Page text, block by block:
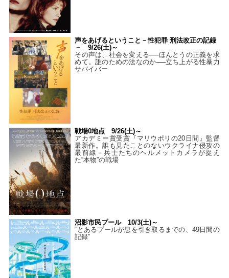
声をあげるということ－性犯罪 刑法改正の記録
－ 9/26(土)～
その声は、社会を変える──ほんとうの正義を求
めて。誰のための法なのか──立ち上がる性暴力
サバイバー
戦場0地点 9/26(土)～
アカデミー賞受賞『マリウポリの20日間』監督
最新作。誰も見たことのないウクライナ侵攻の
最前線－兵士たちのヘルメットカメラが捉え
た“本物”の戦場
沼影市民プール 10/3(土)～
“とあるプールが息を引き取るまでの、49日間の
記録”